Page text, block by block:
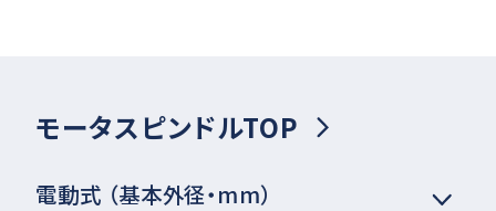
モータスピンドルTOP
電動式 （基本外径・mm）